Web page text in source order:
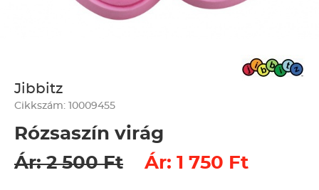
Jibbitz
Cikkszám: 10009455
Rózsaszín virág
Ár: 2 500 Ft
Ár: 1 750 Ft